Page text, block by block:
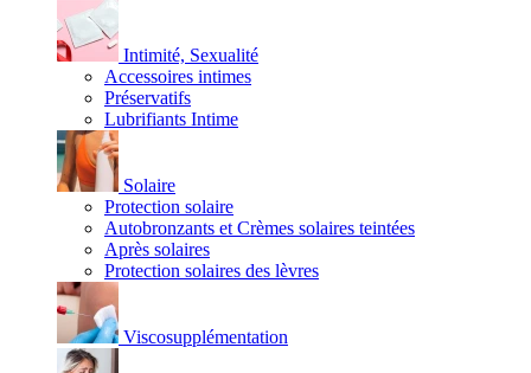
Intimité, Sexualité
Accessoires intimes
Préservatifs
Lubrifiants Intime
Solaire
Protection solaire
Autobronzants et Crèmes solaires teintées
Après solaires
Protection solaires des lèvres
Viscosupplémentation